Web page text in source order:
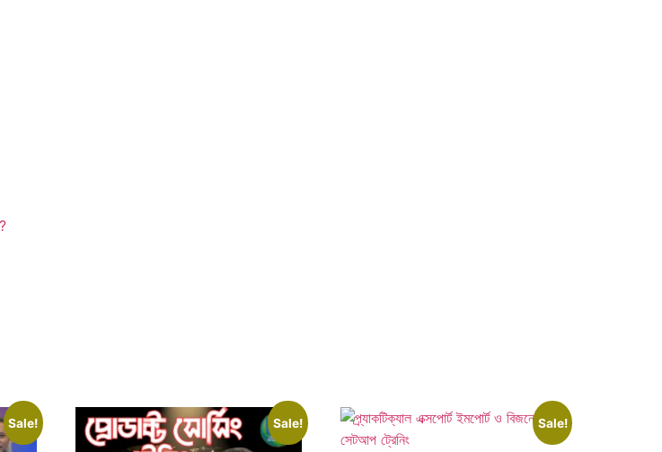
Sale! Sale! Sale!